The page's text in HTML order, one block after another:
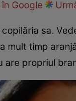
Google
sa.
mult timp
are propriul